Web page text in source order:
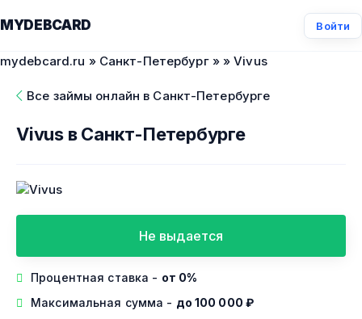
MYDEBCARD Войти
mydebcard.ru » Санкт-Петербург»» Vivus
Все займы онлайн в Санкт-Петербурге
Vivus в Санкт-Петербурге
Не выдается
Процентная ставка - от 0%
Максимальная сумма - до 100 000 ₽